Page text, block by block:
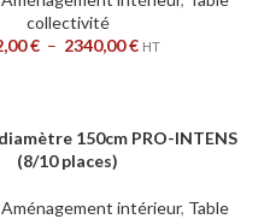
collectivité
€ – 2340,00€ HT
150cm PRO-INTENS
(8/10 places)
Aménagement intérieur, Table